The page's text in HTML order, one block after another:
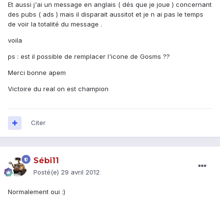
Et aussi j'ai un message en anglais ( dés que je joue ) concernant
des pubs ( ads ) mais il disparait aussitot et je n ai pas le temps
de voir la totalité du message .
voila
ps : est il possible de remplacer l'icone de Gosms ??
Merci bonne apem
Victoire du real on est champion
Citer
Sébi11
Posté(e) 29 avril 2012
Normalement oui :)